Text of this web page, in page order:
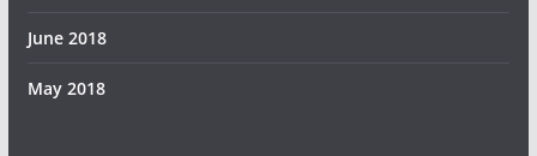
June 2018
May 2018